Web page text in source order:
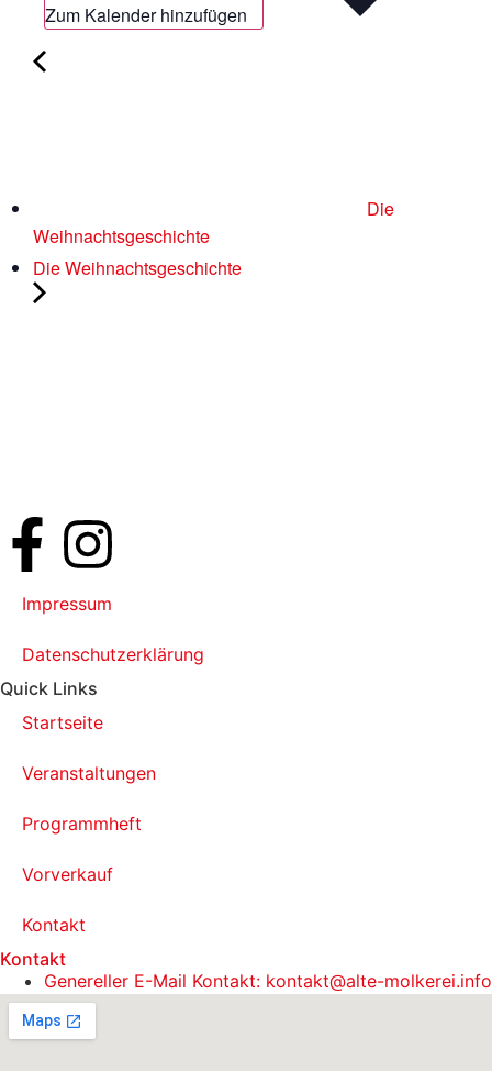
Zum Kalender hinzufügen
Die
Weihnachtsgeschichte
Die Weihnachtsgeschichte
Impressum
Datenschutzerklärung
Quick Links
Startseite
Veranstaltungen
Programmheft
Vorverkauf
Kontakt
Kontakt
Genereller E-Mail Kontakt: kontakt@alte-molkerei.info